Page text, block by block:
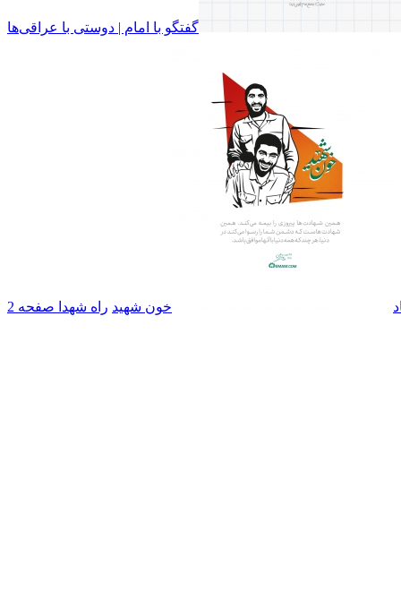
گفتگو با امام | دوستی با عراقی‌ها
خون شهید راه شهدا صفحه 2